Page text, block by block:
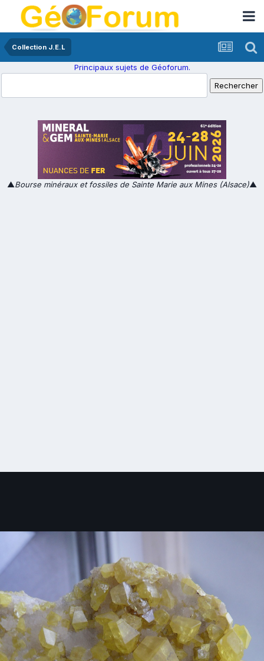
Collection J.E.L
Principaux sujets de Géoforum.
▲Bourse minéraux et fossiles de Sainte Marie aux Mines (Alsace)▲